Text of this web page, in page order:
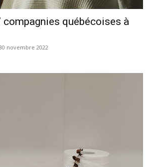
compagnies québécoises à
novembre 2022